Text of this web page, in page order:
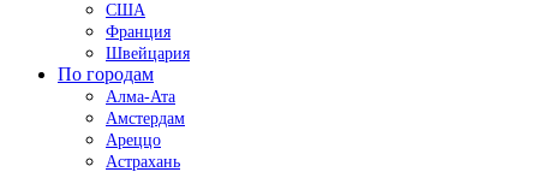
США
Франция
Швейцария
По городам
Алма-Ата
Амстердам
Ареццо
Астрахань